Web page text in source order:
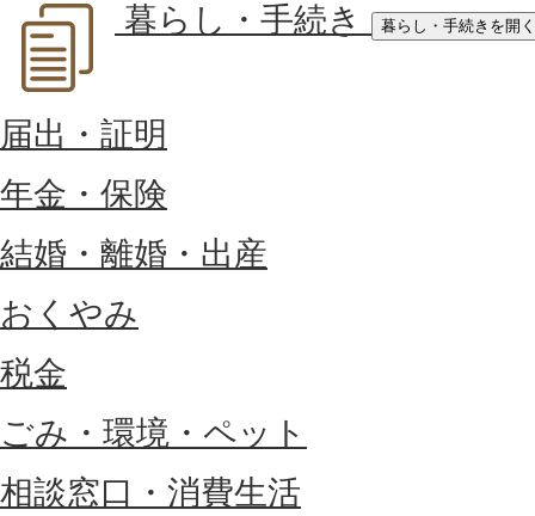
索
暮らし・手続き 暮らし・手続きを開く
届出・証明
年金・保険
結婚・離婚・出産
おくやみ
税金
ごみ・環境・ペット
相談窓口・消費生活